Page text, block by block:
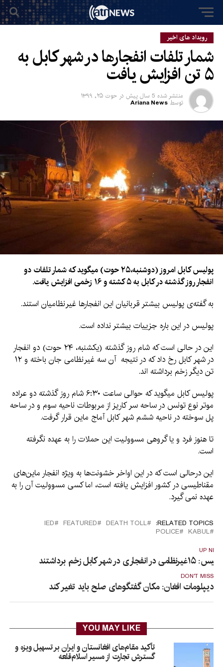
رویداد های اخیر
شمار تلفات انفجارها در شهر کابل به
۵ تن افزایش یافت
منتشر شده 5 سال پیش در حوت ۲۵, ۱۳۹۹
توسط Ariana News
پولیس کابل امروز (دوشنبه،۲۵ حوت) میگوید که شمار تلفات دو
انفجار روز گذشته در کابل به ۵ کشته و ۱۶ زخمی افزایش یافت.
به گفته‌ی پولیس بیشتر قربانیان این انفجارها غیرنظامیان استند.
پولیس در این باره جزییات بیشتر نداده است.
این در حالی است که شام روز گذشته (یکشنبه، ۲۴ حوت) دو انفجار
در شهر کابل رخ داد که در نتیجه آن سه غیرنظامی جان باخته و ۱۲
تن دیگر زخم برداشته اند.
پولیس کابل میگوید که حوالی ساعت ۶:۳۰ شام روز گذشته دو عراده
موتر نوع تونس در ساحه سر کاریز از مربوطات ناحیه سوم و در ساحه
پل سوخته در ناحیه ششم شهر کابل آماج ماین قرار گرفت.
تا هنوز فرد و یا گروهی مسوولیت این حملات را به عهده نگرفته
است.
این درحالی است که در این اواخر خشونت‌ها به ویژه انفجار ماین‌های
مقناطیسی در کشور افزایش یافته است، اما کسی مسوولیت آن را به
عهده نمی گیرد.
RELATED TOPICS:
DEATH TOLL
FEATURED
IED
KABUL
POLICE
UP
۱۵غیرنظامی در انفجاری در شهر کابل زخم برداشتند
DON'T MISS
دیپلومات افغان: مکان گفتگوهای صلح باید تغیر کند
YOU MAY LIKE
تأکید مقام‌های افغانستان و ایران بر تسهیل ویزه و
گسترش تجارت از مسیر اسلام‌قلعه